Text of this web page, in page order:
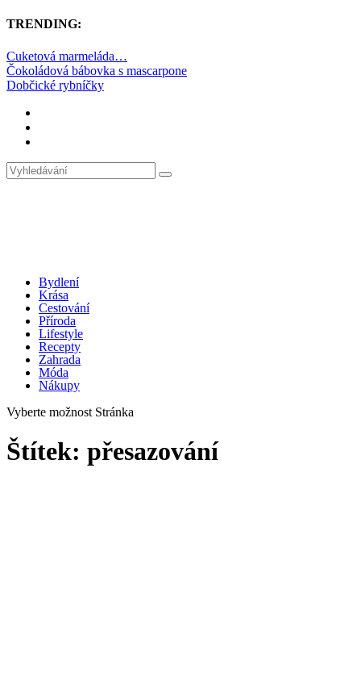
TRENDING:
Cuketová marmeláda…
Čokoládová bábovka s mascarpone
Dobčické rybníčky
Bydlení
Krása
Cestování
Příroda
Lifestyle
Recepty
Zahrada
Móda
Nákupy
Vyberte možnost Stránka
Štítek: přesazování